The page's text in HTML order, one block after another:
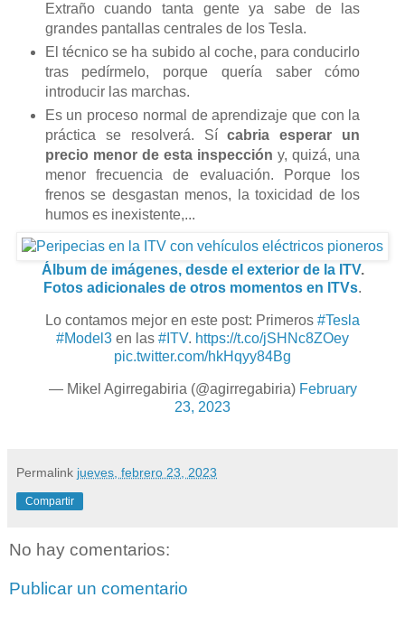
Extraño cuando tanta gente ya sabe de las
grandes pantallas centrales de los Tesla.
El técnico se ha subido al coche, para conducirlo
tras pedírmelo, porque quería saber cómo
introducir las marchas.
Es un proceso normal de aprendizaje que con la
práctica se resolverá. Sícabria esperar un
precio menor de esta inspección y, quizá, una
menor frecuencia de evaluación. Porque los
frenos se desgastan menos, la toxicidad de los
humos es inexistente,...
Álbum de imágenes, desde el exterior de la ITV.
Fotos adicionales de otros momentos en ITVs.
Lo contamos mejor en este post: Primeros #Tesla
#Model3 en las #ITV. https://t.co/jSHNc8ZOey
pic.twitter.com/hkHqyy84Bg
— Mikel Agirregabiria (@agirregabiria) February
23, 2023
Permalink jueves, febrero 23, 2023
Compartir
No hay comentarios:
Publicar un comentario